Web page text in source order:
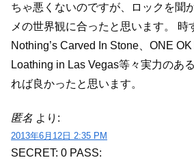
ちゃ悪くないのですが、ロックを聞
メの世界観に合ったと思います。
時
Nothing’s Carved In Stone、ONE
Loathing in Las Vegas等々実力のあ
れば良かったと思います。
匿名 より:
2013年6月12日 2:35 PM
SECRET: 0 PASS: